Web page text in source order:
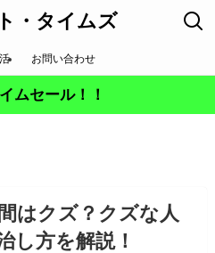
・タイムズ
お問い合わせ
ムセール！！
はクズ？クズな人
し方を解説！